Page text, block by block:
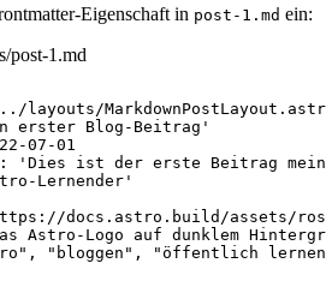
Eigenschaft in post-1.md ein:
post-1.md
layouts/
erster Blog-Beitrag '
07-01
: ' Dies ist der erste Beitrag
Lernender '
docs.astro.build/assets/
Astro-Logo auf dunklem
" , " bloggen " , "öffentlich lernen